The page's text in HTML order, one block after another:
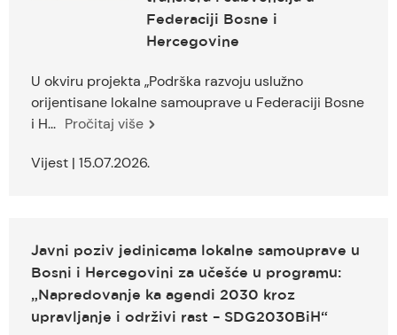
Federaciji Bosne i
Hercegovine
U okviru projekta „Podrška razvoju uslužno
orijentisane lokalne samouprave u Federaciji Bosne
i H... Pročitaj više
Vijest | 15.07.2026.
Javni poziv jedinicama lokalne samouprave u
Bosni i Hercegovini za učešće u programu:
„Napredovanje ka agendi 2030 kroz
upravljanje i održivi rast – SDG2030BiH“